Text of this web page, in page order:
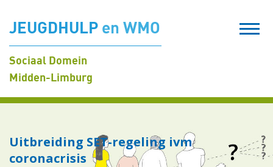
JEUGDHULP en WMO
Sociaal Domein
Midden-Limburg
Uitbreiding SET-regeling ivm
coronacrisis